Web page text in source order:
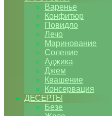
Варенье
Конфитюр
Повидло
Лечо
Маринование
Соление
Аджика
Джем
Квашение
Консервация
ДЕСЕРТЫ
Безе